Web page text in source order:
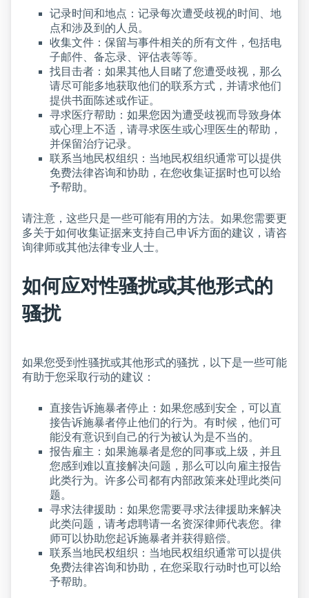
记录时间和地点：记录每次遭受歧视的时间、地
点和涉及到的人员。
收集文件：保留与事件相关的所有文件，包括电
子邮件、备忘录、评估表等等。
找目击者：如果其他人目睹了您遭受歧视，那么
请尽可能多地获取他们的联系方式，并请求他们
提供书面陈述或作证。
寻求医疗帮助：如果您因为遭受歧视而导致身体
或心理上不适，请寻求医生或心理医生的帮助，
并保留治疗记录。
联系当地民权组织：当地民权组织通常可以提供
免费法律咨询和协助，在您收集证据时也可以给
予帮助。
请注意，这些只是一些可能有用的方法。如果您需要更
多关于如何收集证据来支持自己申诉方面的建议，请咨
询律师或其他法律专业人士。
如何应对性骚扰或其他形式的
骚扰
如果您受到性骚扰或其他形式的骚扰，以下是一些可能
有助于您采取行动的建议：
直接告诉施暴者停止：如果您感到安全，可以直
接告诉施暴者停止他们的行为。有时候，他们可
能没有意识到自己的行为被认为是不当的。
报告雇主：如果施暴者是您的同事或上级，并且
您感到难以直接解决问题，那么可以向雇主报告
此类行为。许多公司都有内部政策来处理此类问
题。
寻求法律援助：如果您需要寻求法律援助来解决
此类问题，请考虑聘请一名资深律师代表您。律
师可以协助您起诉施暴者并获得赔偿。
联系当地民权组织：当地民权组织通常可以提供
免费法律咨询和协助，在您采取行动时也可以给
予帮助。